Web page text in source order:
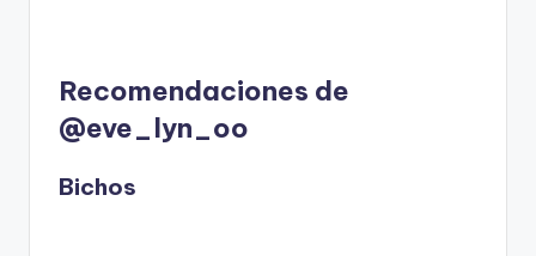
Recomendaciones de
@eve_lyn_oo
Bichos